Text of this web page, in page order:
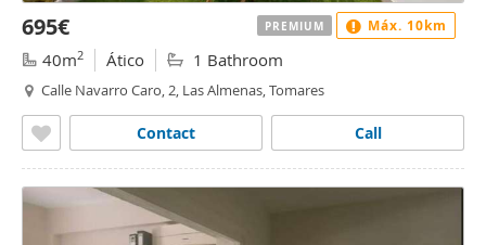
695€
40m2 Ático 1 Bathroom
Calle Navarro Caro, 2, Las Almenas, Tomares
Call
Contact
PREMIUM Máx. 10km